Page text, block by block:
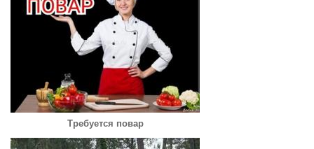
Требуется повар